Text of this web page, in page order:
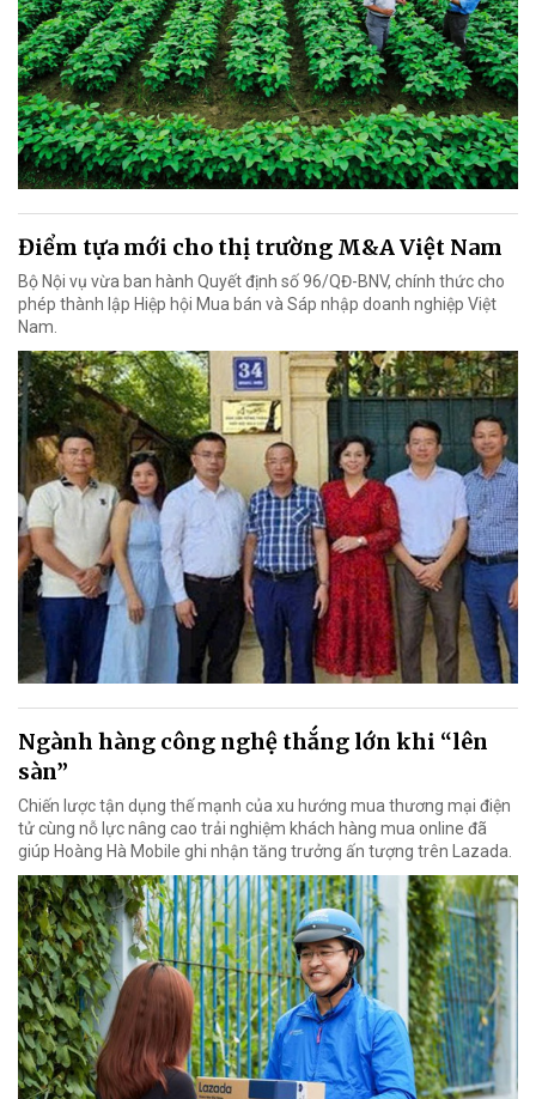
Điểm tựa mới cho thị trường M&A Việt Nam
Bộ Nội vụ vừa ban hành Quyết định số 96/QĐ-BNV, chính thức cho
phép thành lập Hiệp hội Mua bán và Sáp nhập doanh nghiệp Việt
Nam.
Ngành hàng công nghệ thắng lớn khi “lên
sàn”
Chiến lược tận dụng thế mạnh của xu hướng mua thương mại điện
tử cùng nỗ lực nâng cao trải nghiệm khách hàng mua online đã
giúp Hoàng Hà Mobile ghi nhận tăng trưởng ấn tượng trên Lazada.